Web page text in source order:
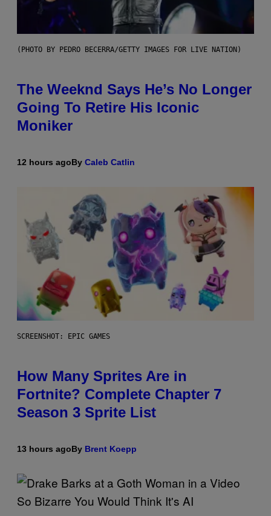
(PHOTO BY PEDRO BECERRA/GETTY IMAGES FOR LIVE NATION)
The Weeknd Says He’s No Longer
Going To Retire His Iconic
Moniker
12 hours agoBy Caleb Catlin
SCREENSHOT: EPIC GAMES
How Many Sprites Are in
Fortnite? Complete Chapter 7
Season 3 Sprite List
13 hours agoBy Brent Koepp